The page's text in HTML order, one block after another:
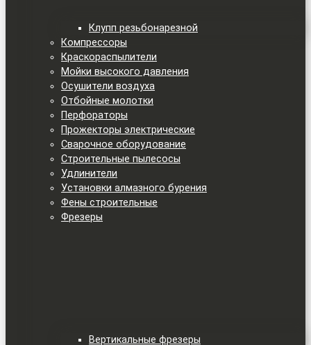
Клупп резьбонарезной
Компрессоры
Краскораспылители
Мойки высокого давления
Осушители воздуха
Отбойные молотки
Перфораторы
Прожекторы электрические
Сварочное оборудование
Строительные пылесосы
Удлинители
Установки алмазного бурения
Фены строительные
Фрезеры
Вертикальные фрезеры